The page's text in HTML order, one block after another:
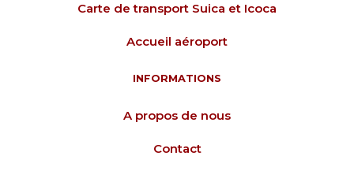
Carte de transport Suica et Icoca
Accueil aéroport
INFORMATIONS
A propos de nous
Contact